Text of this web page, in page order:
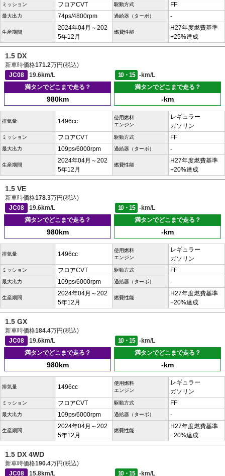
ミッション フロアCVT 駆動方式 FF
最大出力 74ps/4800rpm 過給器（ターボ） -
生産期間
2024年04月～202
5年12月
燃費性能
H27年度燃費基準
+25%達成
1.5 DX
新車時価格171.2万円(税込)
JC08
19.6km/L 10・15
-km/L
満タンでどこまで走る？
980km
満タンでどこまで走る？
-km
排気量 1496cc
使用燃料
エンジン
レギュラー
ガソリン
ミッション フロアCVT 駆動方式 FF
最大出力 109ps/6000rpm 過給器（ターボ） -
生産期間
2024年04月～202
5年12月
燃費性能
H27年度燃費基準
+20%達成
1.5 VE
新車時価格178.3万円(税込)
JC08
19.6km/L 10・15
-km/L
満タンでどこまで走る？
980km
満タンでどこまで走る？
-km
排気量 1496cc
使用燃料
エンジン
レギュラー
ガソリン
ミッション フロアCVT 駆動方式 FF
最大出力 109ps/6000rpm 過給器（ターボ） -
生産期間
2024年04月～202
5年12月
燃費性能
H27年度燃費基準
+20%達成
1.5 GX
新車時価格184.4万円(税込)
JC08
19.6km/L 10・15
-km/L
満タンでどこまで走る？
980km
満タンでどこまで走る？
-km
排気量 1496cc
使用燃料
エンジン
レギュラー
ガソリン
ミッション フロアCVT 駆動方式 FF
最大出力 109ps/6000rpm 過給器（ターボ） -
生産期間
2024年04月～202
5年12月
燃費性能
H27年度燃費基準
+20%達成
1.5 DX 4WD
新車時価格190.4万円(税込)
JC08
15.8km/L 10・15
-km/L